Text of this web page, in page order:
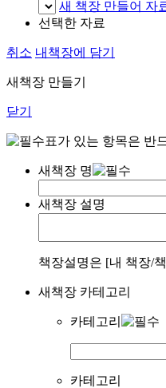
새 책장 만들어 자
선택한 자료
취소 내책장에 담기
새책장 만들기
닫기
표가 있는 항목은 반
새책장 명
새책장 설명
책장설명은 [내 책장/
새책장 카테고리
카테고리
카테고리